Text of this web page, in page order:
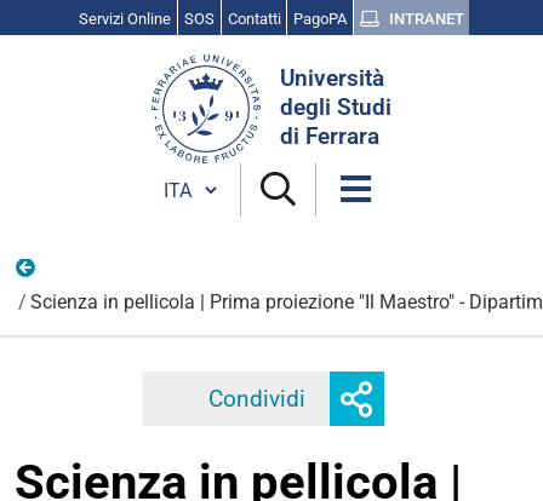
Servizi Online SOS Contatti PagoPA INTRANET
Università
degli Studi
di Ferrara
Cambia lingua
Scienza in pellicola | Prima proiezione "Il Maestro" -
Condividi Facebook
opzioni
Scienza in pellicola |